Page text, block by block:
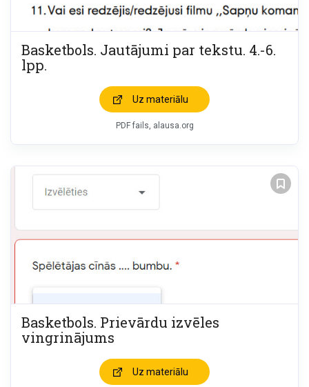
Basketbols. Jautājumi par tekstu. 4.-6.
lpp.
Uz materiālu
PDF fails, alausa.org
Basketbols. Prievārdu izvēles
vingrinājums
Uz materiālu